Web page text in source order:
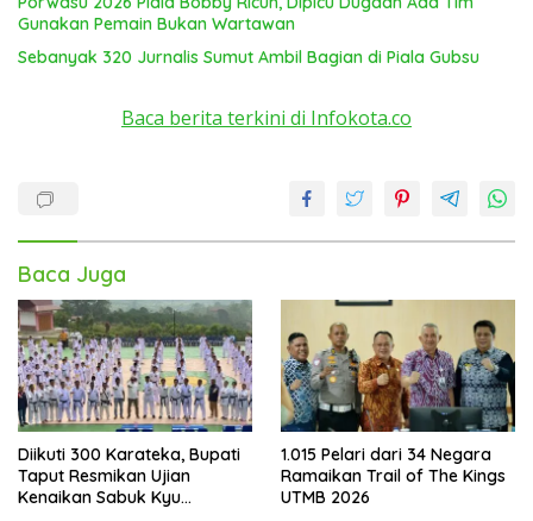
Gunakan Pemain Bukan Wartawan
Sebanyak 320 Jurnalis Sumut Ambil Bagian di Piala Gubsu
Baca berita terkini di Infokota.co
Baca Juga
Diikuti 300 Karateka, Bupati
Taput Resmikan Ujian
Kenaikan Sabuk Kyu
1.015 Pelari dari 34 Negara
Ramaikan Trail of The Kings
UTMB 2026